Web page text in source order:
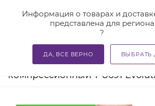
Информация о товарах и
представлена для региона
?
ДА, ВСЕ ВЕРНО ВЫБРАТЬ
Главная — Каталог — Бандажи и
Бандаж на голеностопный
компрессионный Т-8691